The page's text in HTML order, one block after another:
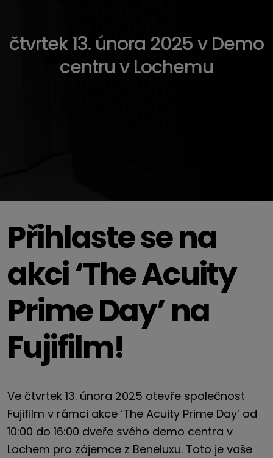
čtvrtek 13. února 2025 v Demo
centru v Lochemu
Přihlaste se na
akci ‘The Acuity
Prime Day’ na
Fujifilm!
Ve čtvrtek 13. února 2025 otevře společnost
Fujifilm v rámci akce ‘The Acuity Prime Day’ od
10:00 do 16:00 dveře svého demo centra v
Lochem pro zájemce z Beneluxu. Toto je vaše